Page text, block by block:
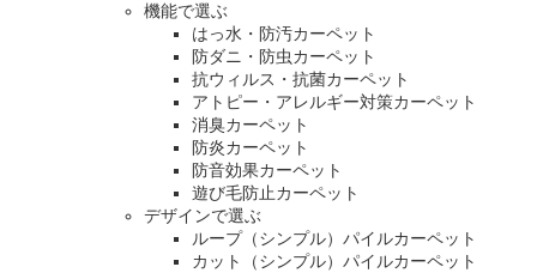
機能で選ぶ
はっ水・防汚カーペット
防ダニ・防虫カーペット
抗ウィルス・抗菌カーペット
アトピー・アレルギー対策カーペット
消臭カーペット
防炎カーペット
防音効果カーペット
遊び毛防止カーペット
デザインで選ぶ
ループ（シンプル）パイルカーペット
カット（シンプル）パイルカーペット